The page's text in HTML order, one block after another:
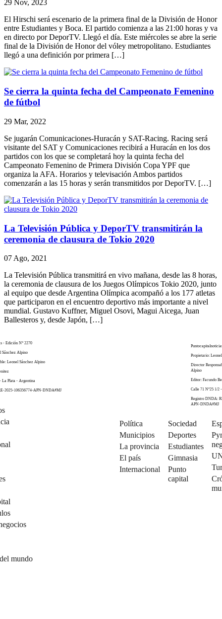
29 Nov, 2023
El Hirschi será escenario de la primera final de la División de Honor
entre Estudiantes y Boca. El partido comienza a las 21:00 horas y va
en directo por DeporTV. Llegó el día. Este miércoles se abre la serie
final de la División de Honor del vóley metropolitano. Estudiantes
llegó a una definición por primera […]
Se cierra la quinta fecha del Campeonato Femenino
de fútbol
29 Mar, 2022
Se jugarán Comunicaciones-Huracán y SAT-Racing. Racing será
visitante del SAT y Comunicaciones recibirá a Huracán en los dos
partidos con los que se completará hoy la quinta fecha del
Campeonato Femenino de Primera División Copa YPF que
organiza la AFA. Horarios y televisación Ambos partidos
comenzarán a las 15 horas y serán transmitidos por DeporTV. […]
La Televisión Pública y DeporTV transmitirán la
ceremonia de clausura de Tokio 2020
07 Ago, 2021
La Televisión Pública transmitirá en vivo mañana, desde las 8 horas,
la ceremonia de clausura de los Juegos Olímpicos Tokio 2020, junto
al equipo que desde Argentina Olímpica acompañó a los 177 atletas
que participaron en el encuentro deportivo más importante a nivel
mundial. Gustavo Kuffner, Miguel Osovi, Magui Aicega, Juan
Ballesteros y, desde Japón, […]
- Edición N° 2270
Sánchez Alpino
Leonel Sánchez Alpino
La Plata - Argentina
2025-106356774-APN-DNDA#MJ
mundo
Propietario:
Director
Alpino
Editor: Facundo
Calle 71 N°25 1/2
Registro DNDA:
APN-DNDA#MJ
Política
Municipios
La provincia
El país
Internacional
Sociedad
Deportes
Estudiantes
Gimnasia
Punto
capital